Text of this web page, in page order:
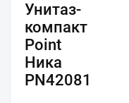
Унитаз-
компакт
Point
Ника
PN42081